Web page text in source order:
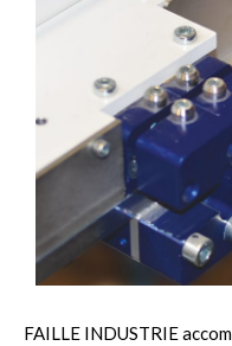
FAILLE INDUSTRIE